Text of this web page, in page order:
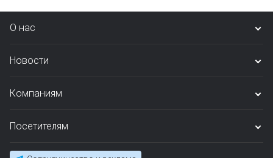
О нас
Новости
Компаниям
Посетителям